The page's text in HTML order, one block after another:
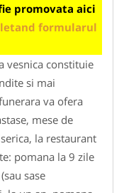
promovata aici
formularul
vesnica constituie
si mai
va ofera
mese de
la restaurant
pomana la 9 zile
sase